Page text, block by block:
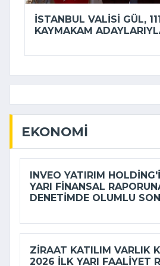
İSTANBUL VALISI GÜL,
KAYMAKAM
EKONOMI
INVEO YATIRIM
YARI FINANSAL
DENETIMDE OLUMLU
ZIRAAT KATILIM VARLIK
2026 ILK YARI FAALIYET